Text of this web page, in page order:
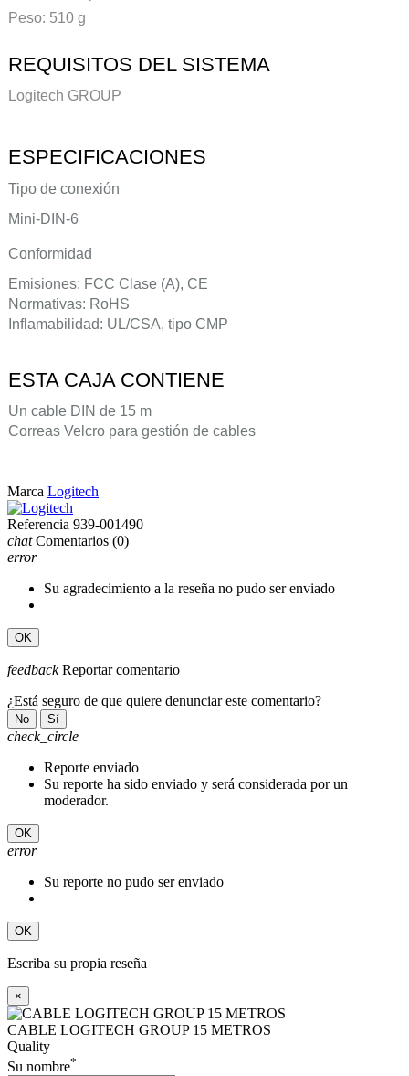
Peso: 510 g
REQUISITOS DEL SISTEMA
Logitech GROUP
ESPECIFICACIONES
Tipo de conexión
Mini-DIN-6
Conformidad
Emisiones: FCC Clase (A), CE
Normativas: RoHS
Inflamabilidad: UL/CSA, tipo CMP
ESTA CAJA CONTIENE
Un cable DIN de 15 m
Correas Velcro para gestión de cables
Marca Logitech
Referencia 939-001490
chat Comentarios (0)
error
Su agradecimiento a la reseña no pudo ser enviado
OK
feedback Reportar comentario
¿Está seguro de que quiere denunciar este comentario?
No Sí
check_circle
Reporte enviado
Su reporte ha sido enviado y será considerada por un
moderador.
OK
error
Su reporte no pudo ser enviado
OK
Escriba su propia reseña
×
CABLE LOGITECH GROUP 15 METROS
Quality
Su nombre*